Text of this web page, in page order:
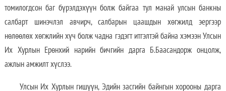
томилогдсон баг бүрэлдэхүүн болж байгаа тул манай улсын банкны
салбарт шинэчлэл авчирч, салбарын цаашдын хөгжилд эергээр
нөлөөлөх хөгжлийн хүч болж чадна гэдэгт итгэлтэй байна хэмээн Улсын
Их Хурлын Ерөнхий нарийн бичгийн дарга Б.Баасандорж онцолж,
ажлын амжилт хүслээ.
Улсын Их Хурлын гишүүн, Эдийн засгийн байнгын хорооны дарга